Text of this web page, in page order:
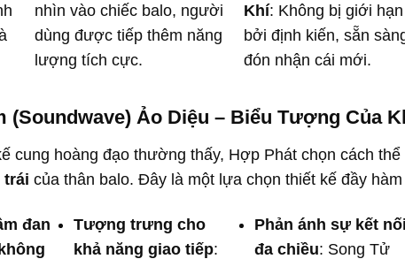
nhìn vào chiếc balo, người
dùng được tiếp thêm năng
lượng tích cực.
Khí: Không bị giới hạn
bởi định kiến, sẵn
đón nhận cái mới.
(Soundwave) Ảo Diệu – Biểu Tượng Của
cung hoàng đạo thường thấy, Hợp Phát chọn cách
trái của thân balo. Đây là một lựa chọn thiết kế đầy hàm
đan
Tượng trưng cho
khả năng giao tiếp:
Phản ánh sự kết nối
đa chiều: Song Tử